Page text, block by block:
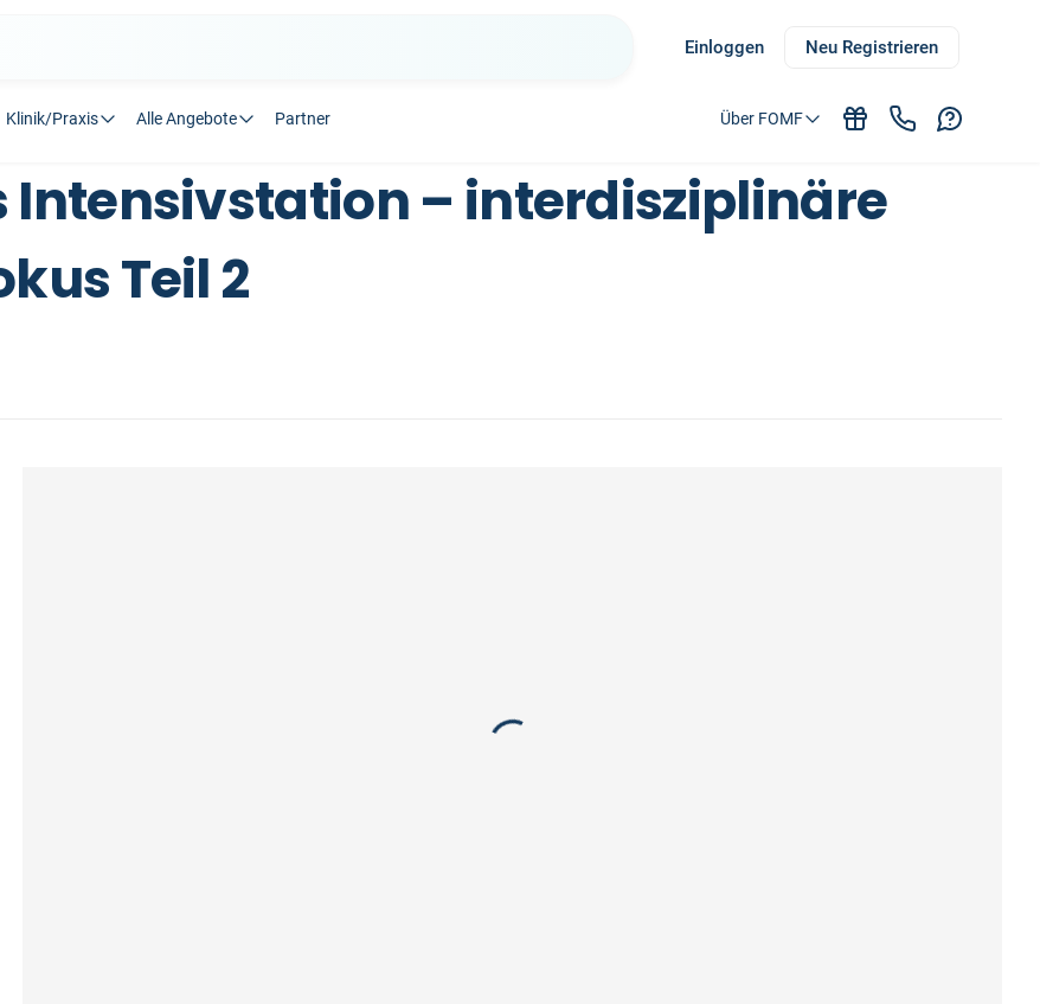
Einloggen Neu Registrieren
Klinik/Praxis Alle Angebote Partner Über FOMF
Intensivstation – interdisziplinäre
Teil 2